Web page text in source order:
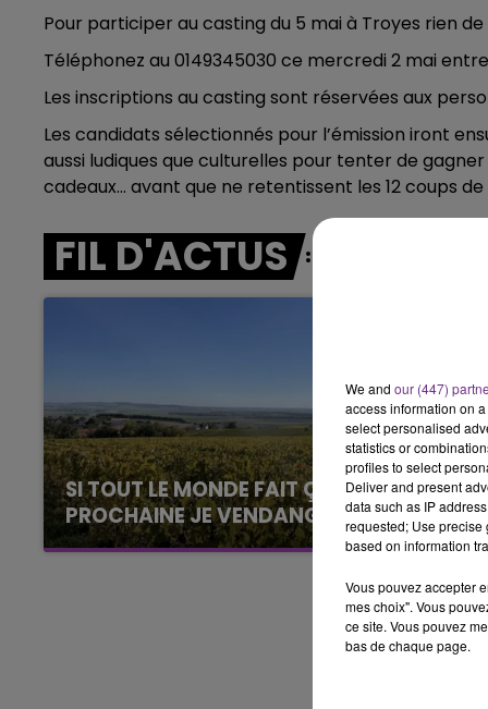
6h00 - 10h00
LA FAMILLE
Pour participer au casting du 5 mai à Troyes rien de
Téléphonez au 0149345030 ce mercredi 2 mai
Les inscriptions au casting sont réservées aux
Les candidats sélectionnés pour l’émission iront
aussi ludiques que culturelles pour tenter de
cadeaux... avant que ne retentissent les 12 coups de
FIL D'ACTUS
SI TOUT LE MONDE FAIT ÇA, MOI L'ANNÉE
PROCHAINE JE VENDANGE EN...
La vendange en Champagne a débuté ce jeudi
We and our (447)
access information on
select personalised
statistics or
profiles to select
Deliver and present
data such as IP
requested; Use precise
based on information
Vous pouvez accepter
mes choix". Vous
ce site. Vous pouvez
bas de chaque page.